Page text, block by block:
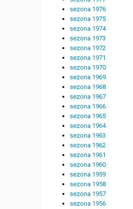
sezona 1976
sezona 1975
sezona 1974
sezona 1973
sezona 1972
sezona 1971
sezona 1970
sezona 1969
sezona 1968
sezona 1967
sezona 1966
sezona 1965
sezona 1964
sezona 1963
sezona 1962
sezona 1961
sezona 1960
sezona 1959
sezona 1958
sezona 1957
sezona 1956